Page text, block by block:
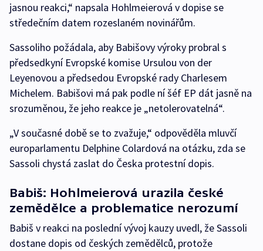
jasnou reakci,“ napsala Hohlmeierová v dopise se
středečním datem rozeslaném novinářům.
Sassoliho požádala, aby Babišovy výroky probral s
předsedkyní Evropské komise Ursulou von der
Leyenovou a předsedou Evropské rady Charlesem
Michelem. Babišovi má pak podle ní šéf EP dát jasně na
srozuměnou, že jeho reakce je „netolerovatelná“.
„V současné době se to zvažuje,“ odpověděla mluvčí
europarlamentu Delphine Colardová na otázku, zda se
Sassoli chystá zaslat do Česka protestní dopis.
Babiš: Hohlmeierová urazila české
zemědělce a problematice nerozumí
Babiš v reakci na poslední vývoj kauzy uvedl, že Sassoli
dostane dopis od českých zemědělců, protože